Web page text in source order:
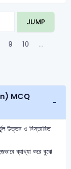
JUMP
9 10
...
উত্তর ও বিস্তারিত
ব্যাখ্যা করে বুঝে